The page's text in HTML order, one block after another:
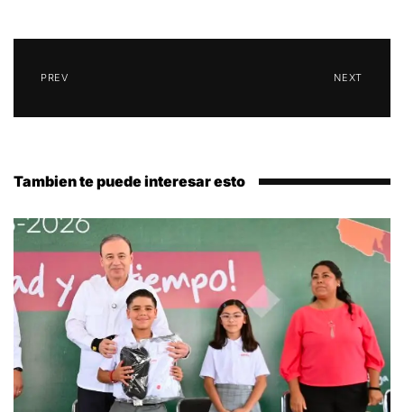
PREV NEXT
Tambien te puede interesar esto